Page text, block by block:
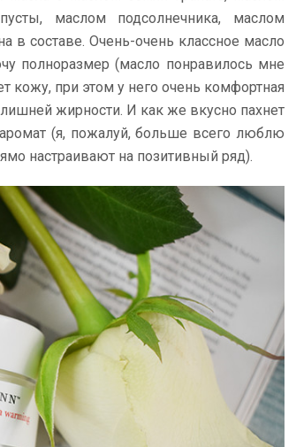
маслом подсолнечника, маслом
в составе. Очень-очень классное масло
полноразмер (масло понравилось мне
кожу, при этом у него очень комфортная
жирности. И как же вкусно пахнет
(я, пожалуй, больше всего люблю
настраивают на позитивный ряд).